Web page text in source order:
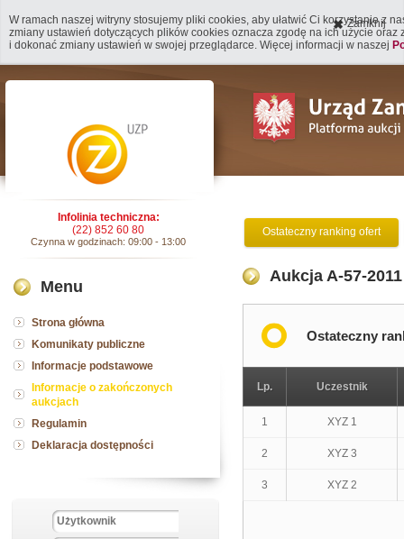
W ramach naszej witryny stosujemy pliki cookies, aby ułatwić Ci korzystanie z
zmiany ustawień dotyczących plików cookies oznacza zgodę na ich użycie
i dokonać zmiany ustawień w swojej przeglądarce. Więcej informacji w naszej
Zamknij
Ostateczny ranking ofert
Aukcja A-57-
Ostateczny
Lp. Uczestnik
1 XYZ 1
2 XYZ 3
3 XYZ 2
Infolinia techniczna:
(22) 852 60 80
Czynna w godzinach: 09:00 - 13:00
Menu
Strona główna
Komunikaty publiczne
Informacje podstawowe
Informacje o zakończonych
aukcjach
Regulamin
Deklaracja dostępności